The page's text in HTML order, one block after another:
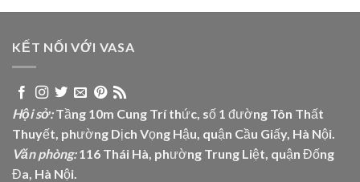
KẾT NỐI VỚI VASA
Hội sở:Tầng 10m Cung Trí thức, số 1 đường Tôn Thất
Thuyết, phường Dịch Vọng Hậu, quận Cầu Giấy, Hà Nội.
Văn phòng:116 Thái Hà, phường Trung Liệt, quận Đống
Đa, Hà Nội.